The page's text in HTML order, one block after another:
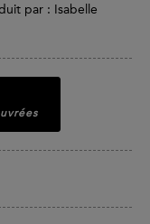
par : Isabelle